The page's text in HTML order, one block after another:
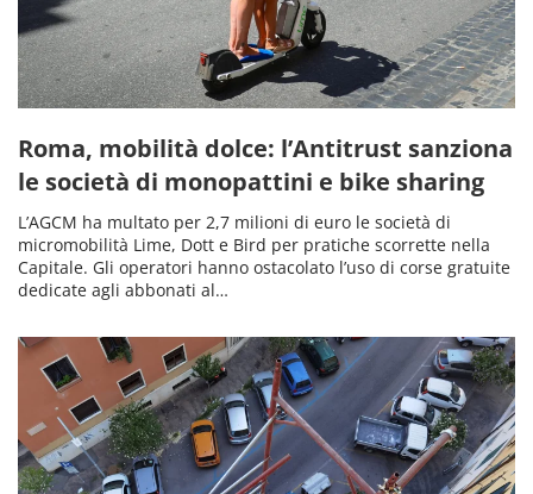
Roma, mobilità dolce: l’Antitrust sanziona
le società di monopattini e bike sharing
L’AGCM ha multato per 2,7 milioni di euro le società di
micromobilità Lime, Dott e Bird per pratiche scorrette nella
Capitale. Gli operatori hanno ostacolato l’uso di corse gratuite
dedicate agli abbonati al…